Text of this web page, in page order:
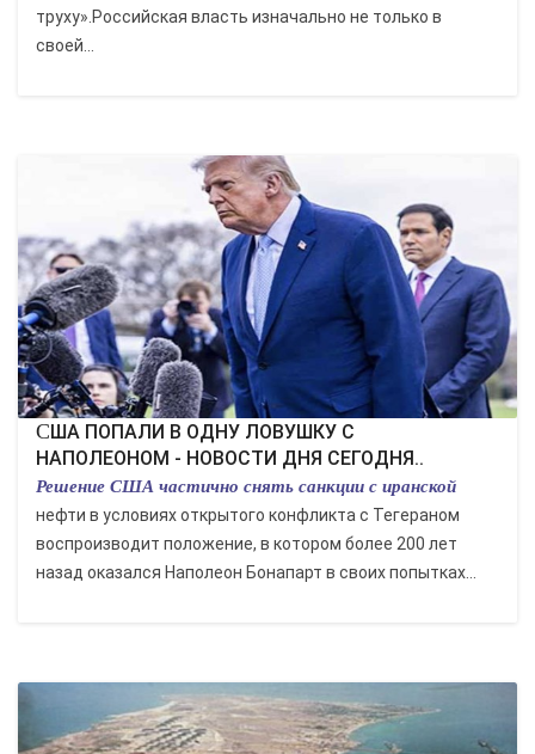
труху».Российская власть изначально не только в
своей...
США ПОПАЛИ В ОДНУ ЛОВУШКУ С
НАПОЛЕОНОМ - НОВОСТИ ДНЯ СЕГОДНЯ..
Решение США частично снять санкции с иранской
нефти в условиях открытого конфликта с Тегераном
воспроизводит положение, в котором более 200 лет
назад оказался Наполеон Бонапарт в своих попытках...